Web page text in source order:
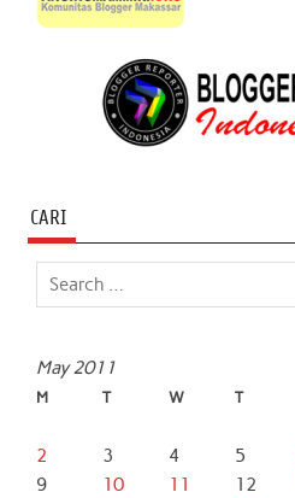
CARI
May 2011
M T W T
2
3 4 5
9
10 11 12